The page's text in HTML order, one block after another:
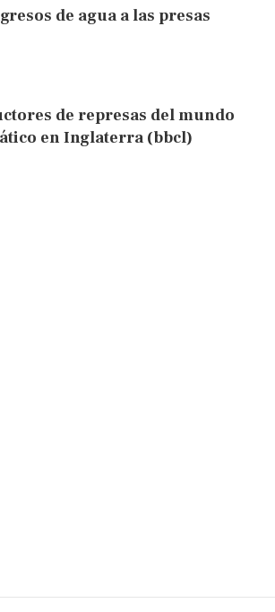
de agua a las presas
de represas del mundo
en Inglaterra (bbcl)